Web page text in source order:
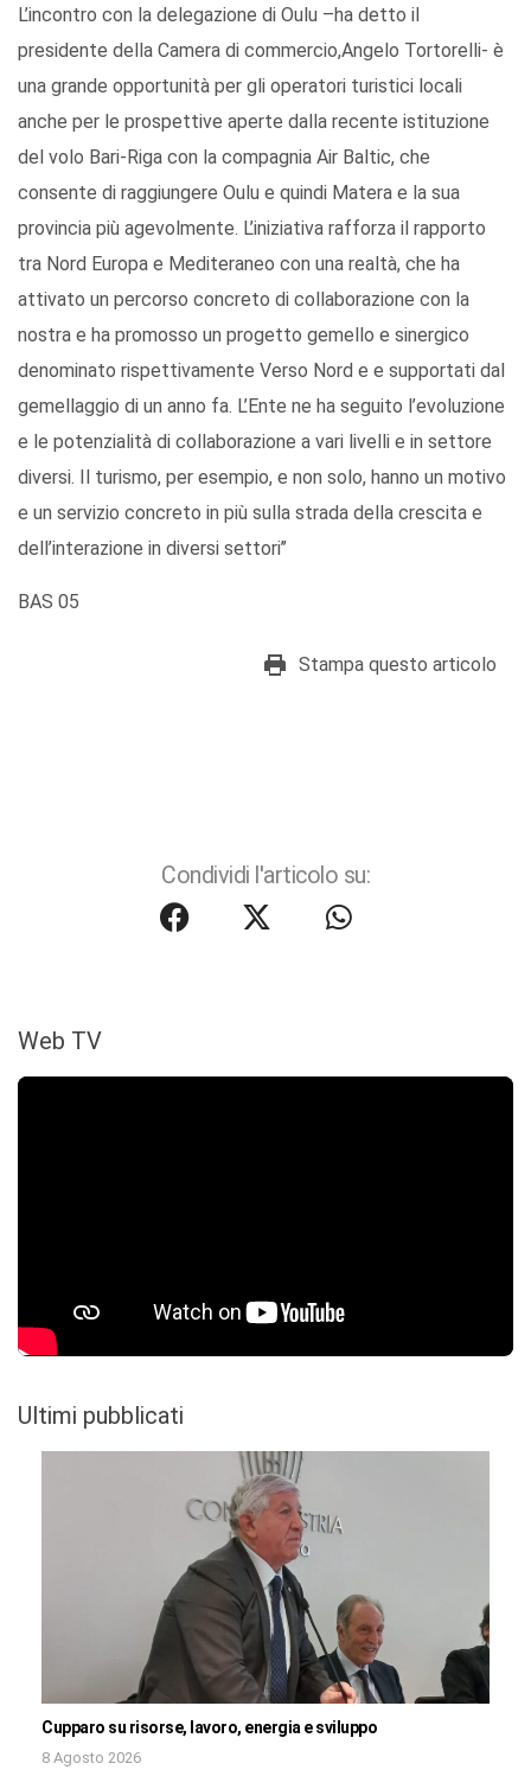
L’incontro con la delegazione di Oulu –ha detto il
presidente della Camera di commercio,Angelo Tortorelli- è
una grande opportunità per gli operatori turistici locali
anche per le prospettive aperte dalla recente istituzione
del volo Bari-Riga con la compagnia Air Baltic, che
consente di raggiungere Oulu e quindi Matera e la sua
provincia più agevolmente. L’iniziativa rafforza il rapporto
tra Nord Europa e Mediteraneo con una realtà, che ha
attivato un percorso concreto di collaborazione con la
nostra e ha promosso un progetto gemello e sinergico
denominato rispettivamente Verso Nord e e supportati dal
gemellaggio di un anno fa. L’Ente ne ha seguito l’evoluzione
e le potenzialità di collaborazione a vari livelli e in settore
diversi. Il turismo, per esempio, e non solo, hanno un motivo
e un servizio concreto in più sulla strada della crescita e
dell’interazione in diversi settori’’
BAS 05
Stampa questo articolo
Condividi l'articolo su:
Web TV
Ultimi pubblicati
Cupparo su risorse, lavoro, energia e sviluppo
8 Agosto 2026